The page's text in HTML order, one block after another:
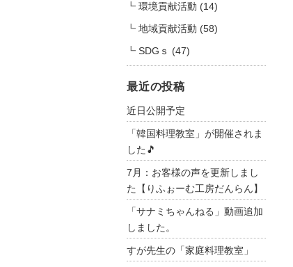
環境貢献活動 (14)
地域貢献活動 (58)
SDGｓ (47)
最近の投稿
近日公開予定
「韓国料理教室」が開催されま
した🎵
7月：お客様の声を更新しまし
た【りふぉーむ工房だんらん】
「サナミちゃんねる」動画追加
しました。
すが先生の「家庭料理教室」